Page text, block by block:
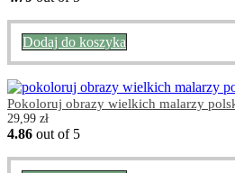
Dodaj do koszyka
Pokoloruj obrazy wielkich malarzy
29,99 zł
4.86 out of 5